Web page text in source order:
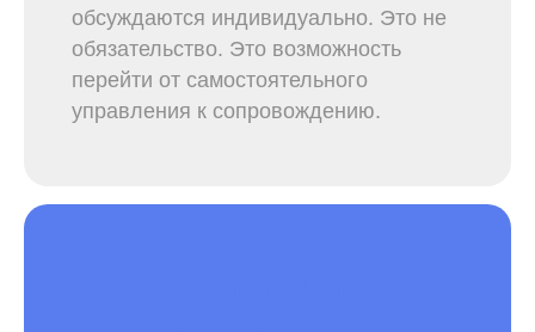
обсуждаются индивидуально. Это не
обязательство. Это возможность
перейти от самостоятельного
управления к сопровождению.